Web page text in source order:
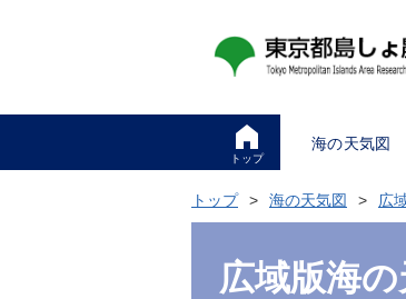
トップ
海の天気図
トップ 海の天気図 広
広域版海の